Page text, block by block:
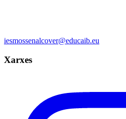
iesmossenalcover@educaib.eu
Xarxes